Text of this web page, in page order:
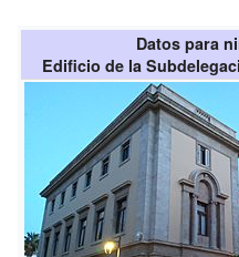
Datos para
Edificio de la